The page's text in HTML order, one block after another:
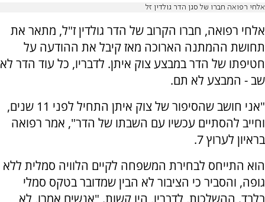
אלחי רפואה חברו של סגן הדר גולדין זל
אלחי רפואה, חברו הקרוב של הדר גולדין ז"ל, מתאר את
תחושת ההמתנה הארוכה מאז קיבל את ההודעה על
חטיפתו של הדר במבצע צוק איתן. לדבריו, כל עוד הדר לא
שב - המבצע לא תם.
"אני חושב שהסיפור של צוק איתן התחיל לפני 11 שנים,
וחייב להסתיים עכשיו עם השבתו של הדר", אמר רפואה
בראיון לערוץ 7.
הוא התייחס לבחירת המשפחה לקיים הלוויה סמלית ללא
גופה, והסביר כי הציבור לא הבין שמדובר בטקס סמלי